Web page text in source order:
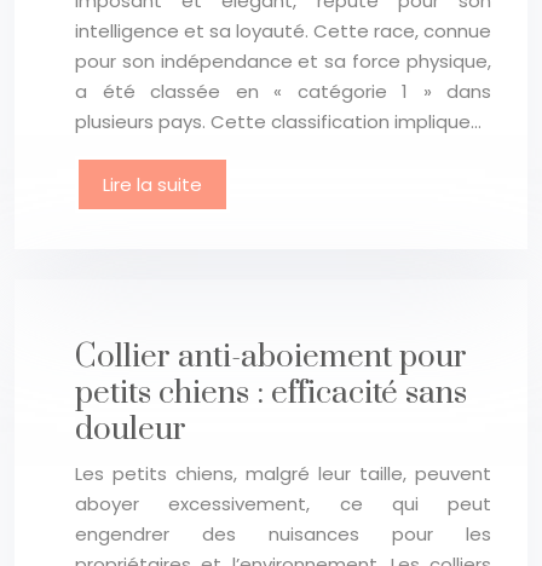
intelligence et sa loyauté. Cette race, connue
pour son indépendance et sa force physique,
a été classée en « catégorie 1 » dans
plusieurs pays. Cette classification implique…
Lire la suite
Collier anti-aboiement pour
petits chiens : efficacité sans
douleur
Les petits chiens, malgré leur taille, peuvent
aboyer excessivement, ce qui peut
engendrer des nuisances pour les